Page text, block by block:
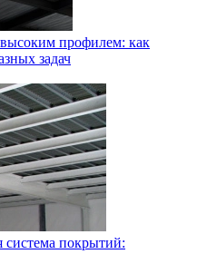
профилем: как
задач
система покрытий: